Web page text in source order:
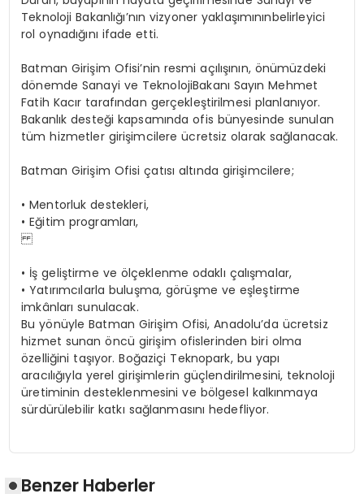
Teknoloji Bakanlığı’nın vizyoner yaklaşımınınbelirleyici
rol oynadığını ifade etti.
Batman Girişim Ofisi’nin resmi açılışının, önümüzdeki
dönemde Sanayi ve TeknolojiBakanı Sayın Mehmet
Fatih Kacır tarafından gerçekleştirilmesi planlanıyor.
Bakanlık desteği kapsamında ofis bünyesinde sunulan
tüm hizmetler girişimcilere ücretsiz olarak sağlanacak.
Batman Girişim Ofisi çatısı altında girişimcilere;
•Mentorluk destekleri,
•Eğitim programları,
• İş geliştirme ve ölçeklenme odaklı çalışmalar,
•Yatırımcılarla buluşma, görüşme ve eşleştirme
imkânları sunulacak.
Bu yönüyle Batman Girişim Ofisi, Anadolu’da ücretsiz
hizmet sunan öncü girişim ofislerinden biri olma
özelliğini taşıyor.Boğaziçi Teknopark, bu yapı
aracılığıyla yerel girişimlerin güçlendirilmesini, teknoloji
üretiminin desteklenmesini ve bölgesel kalkınmaya
sürdürülebilir katkı sağlanmasını hedefliyor.
Benzer Haberler